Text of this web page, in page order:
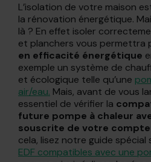
L’isolation de votre maison
la rénovation énergétique.
là ? En effet isoler
et planchers vous permettra
en efficacité énergétique
exemple un système de
et écologique telle qu’une
air/eau. Mais, avant de vous
essentiel de vérifier la
future pompe à chaleur
souscrite de votre
cela, lisez notre guide spécial
EDF compatibles avec une